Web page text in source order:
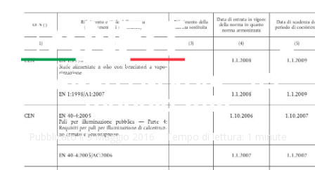
CANALEENERGIA – 05
maggio 2016
Pubblicato il5 Maggio 2016 Tempo di lettura: 1 minute